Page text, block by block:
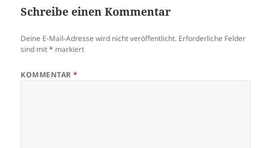
Schreibe einen Kommentar
Deine E-Mail-Adresse wird nicht veröffentlicht. Erforderliche Felder
sind mit* markiert
KOMMENTAR*